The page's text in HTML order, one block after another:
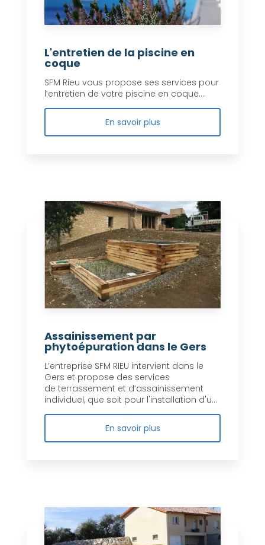
L'entretien de la piscine en
coque
SFM Rieu vous propose ses services pour
l’entretien de votre piscine en coque....
En savoir plus
Assainissement par
phytoépuration dans le Gers
L’entreprise SFM RIEU intervient dans le
Gers et propose des services
de terrassement et d’assainissement
individuel, que soit pour l'installation d'u...
En savoir plus